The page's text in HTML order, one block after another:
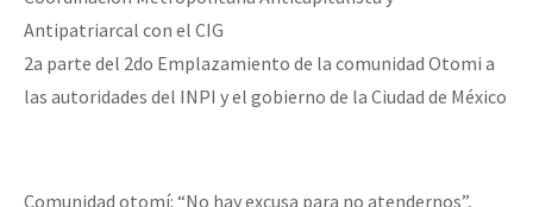
Audio
Fotorreportaje
Se o México sabe, que o mundo saiba! Nossas lutas pela
Antipatriarcal con el CIG
2a parte del 2do Emplazamiento de la comunidad Otomi a
las autoridades del INPI y el gobierno de la Ciudad de México
Comunidad otomí: “No hay excusa para no atendernos”,